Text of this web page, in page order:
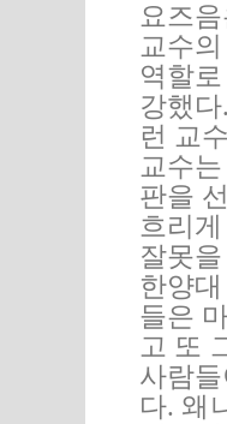
요즈
교수
역할
강했
런 교
교수
판을
흐리
잘못
한양
들은
고 또
사람
다. 왜